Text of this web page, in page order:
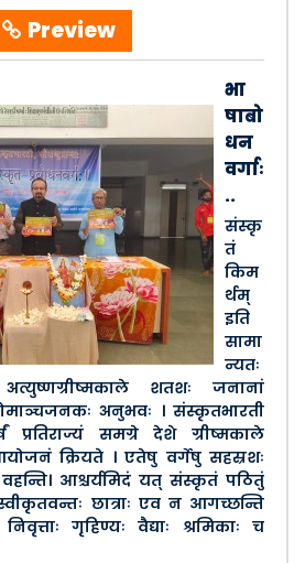
Preview
भा
षाबो
धन
वर्गाः
..
संस्कृ
तं
किम
र्थम्
इति
सामा
न्यतः
शतशः जनानां
अनुभवः । संस्कृतभारती
प्रतिराज्यं समग्रे देशे ग्रीष्मकाले
क्रियते । एतेषु वर्गेषु सहस्रशः
आश्चर्यमिदं यत् संस्कृतं पठितुं
छात्राः एव न आगच्छन्ति
गृहिण्यः वैद्याः श्रमिकाः च